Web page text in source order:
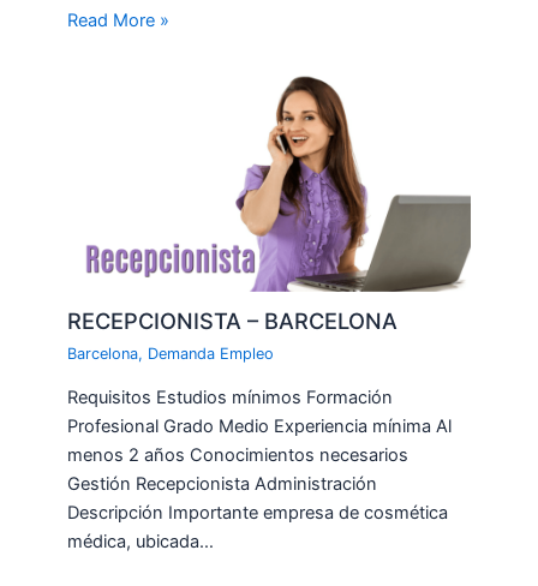
Read More »
RECEPCIONISTA – BARCELONA
Barcelona, Demanda Empleo
Requisitos Estudios mínimos Formación
Profesional Grado Medio Experiencia mínima Al
menos 2 años Conocimientos necesarios
Gestión Recepcionista Administración
Descripción Importante empresa de cosmética
médica, ubicada…